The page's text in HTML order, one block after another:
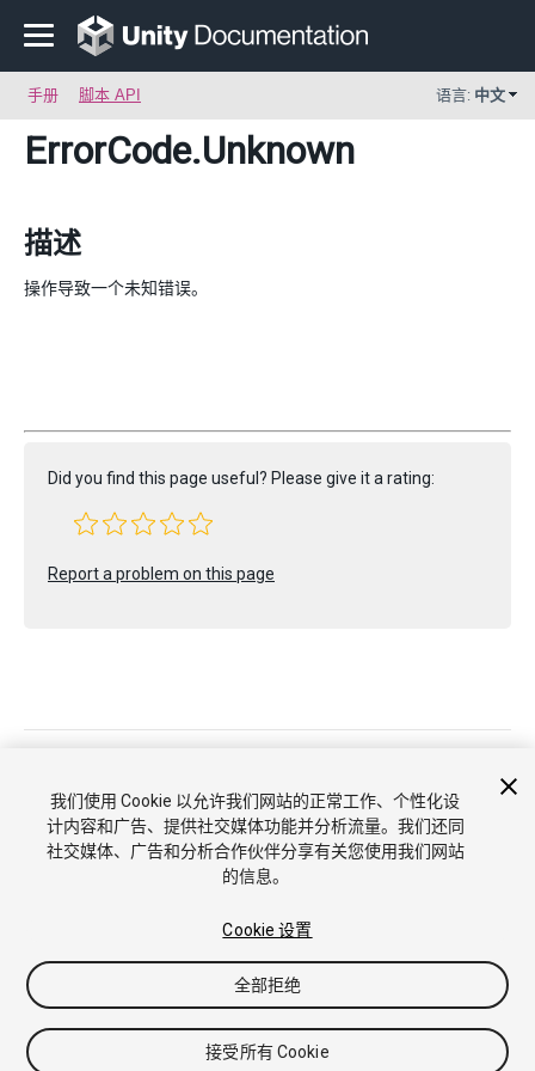
手册 脚本 API 语言: 中文
ErrorCode.Unknown
描述
操作导致一个未知错误。
Did you find this page useful? Please give it a rating:
Report a problem on this page
法律条款
隐私政策 Cookie
不要出售或分享我的个人信息
Cookie 偏好
我们使用 Cookie 以允许我们网站的正常工作、个性化设
计内容和广告、提供社交媒体功能并分析流量。我们还同
社交媒体、广告和分析合作伙伴分享有关您使用我们网站
的信息。
Cookie 设置
全部拒绝
接受所有 Cookie